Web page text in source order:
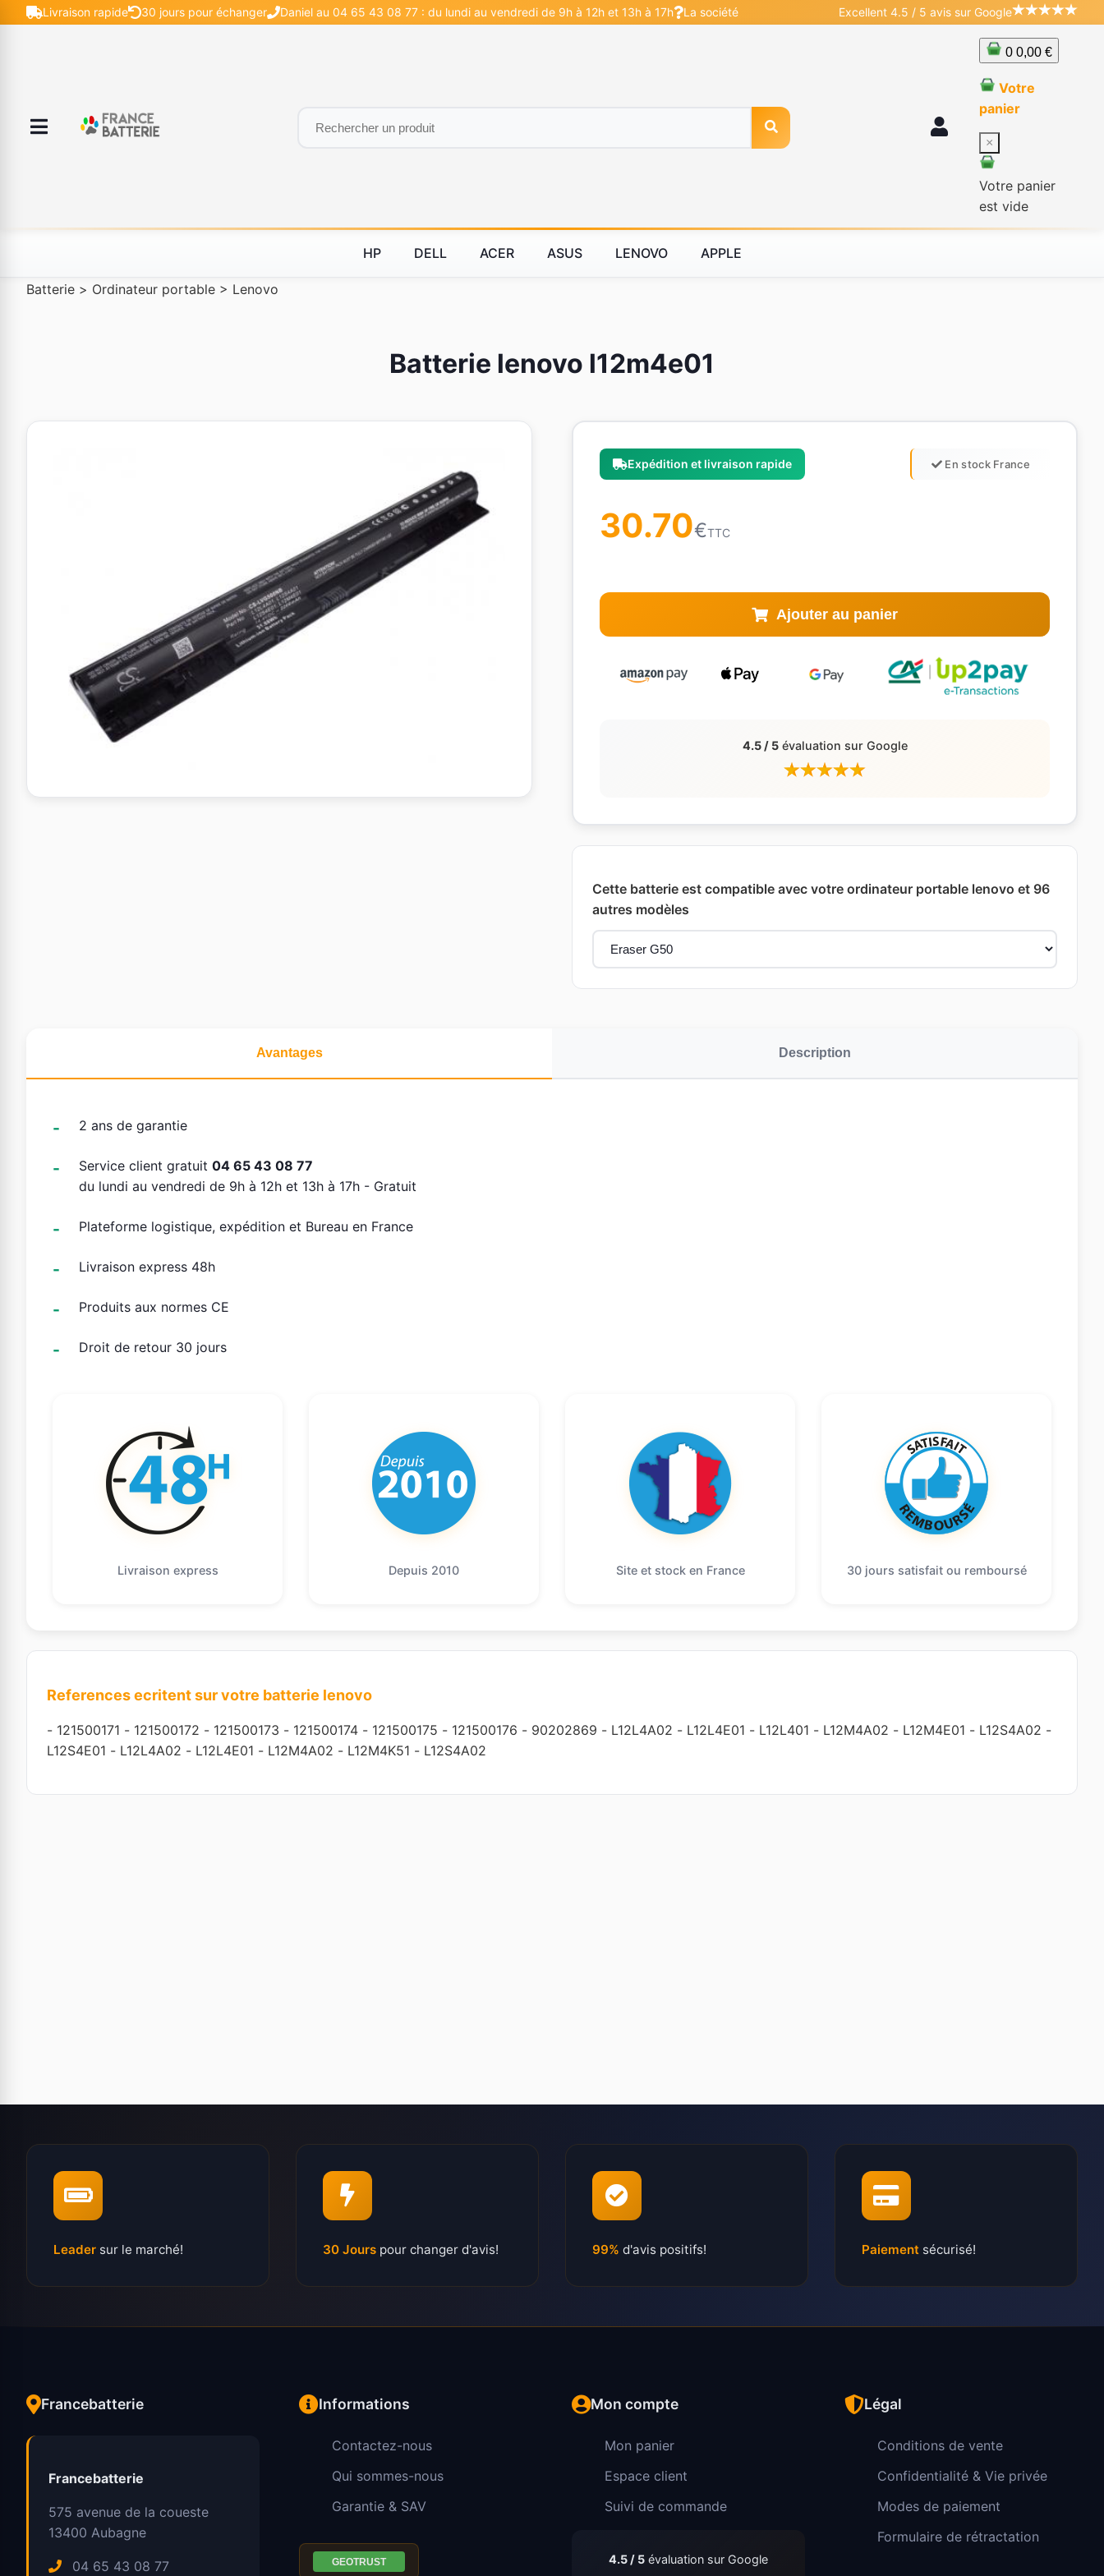
Livraison rapide 30 jours pour échanger Daniel au 04 65 43 08 77 : du lundi au vendredi de 9h à 12h et 13h à 17h La société Excellent 4.5 / 5 avis sur Google
0 0,00 €
Votre
panier
×
Votre panier
est vide
HP DELL ACER ASUS LENOVO APPLE
Batterie > Ordinateur portable > Lenovo
Batterie lenovo l12m4e01
Expédition et livraison rapide En stock France
30.70€TTC
Ajouter au panier
4.5 / 5évaluation sur Google
Cette batterie est compatible avec votre ordinateur portable lenovo et 96
autres modèles
Avantages Description
2 ans de garantie
Service client gratuit 04 65 43 08 77
du lundi au vendredi de 9h à 12h et 13h à 17h - Gratuit
Plateforme logistique, expédition et Bureau en France
Livraison express 48h
Produits aux normes CE
Droit de retour 30 jours
Livraison express Depuis 2010 Site et stock en France 30 jours satisfait ou remboursé
References ecritent sur votre batterie lenovo
- 121500171 - 121500172 - 121500173 - 121500174 - 121500175 - 121500176 - 90202869 - L12L4A02 - L12L4E01 - L12L401 - L12M4A02 - L12M4E01 - L12S4A02 -
L12S4E01 - L12L4A02 - L12L4E01 - L12M4A02 - L12M4K51 - L12S4A02
Leader sur le marché! 30 Jours pour changer d'avis! 99% d'avis positifs! Paiement sécurisé!
Francebatterie
Francebatterie
575 avenue de la coueste
13400 Aubagne
04 65 43 08 77
Informations
Contactez-nous
Qui sommes-nous
Garantie & SAV
Mon compte
Mon panier
Espace client
Suivi de commande
4.5 / 5 évaluation sur Google
Légal
Conditions de vente
Confidentialité & Vie privée
Modes de paiement
Formulaire de rétractation